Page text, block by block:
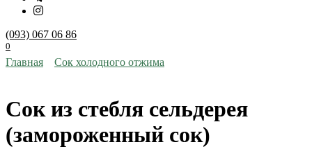
(093) 067 06 86
0
Главная Сок холодного отжима
Сок из стебля сельдерея
(замороженный сок)